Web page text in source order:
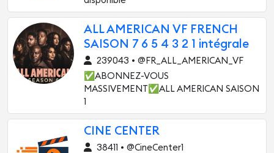
ALL AMERICAN VF FRENCH
SAISON 7 6 5 4 3 2 1 intégrale
239043 • @FR_ALL_AMERICAN_VF
✅ABONNEZ-VOUS
MASSIVEMENT✅ALL AMERICAN SAISON
1
CINE CENTER
38411 • @CineCenter1